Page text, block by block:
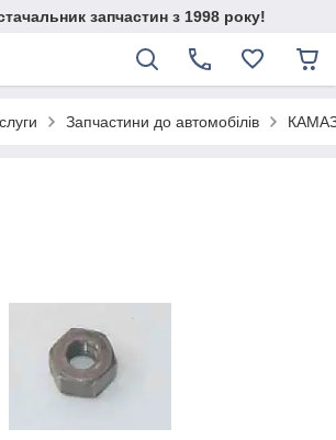
запчастин з 1998 року!
Запчастини до автомобілів